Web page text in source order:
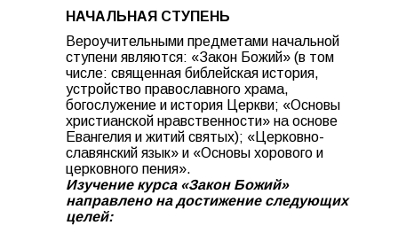
НАЧАЛЬНАЯ СТУПЕНЬ
Вероучительными предметами начальной
ступени являются: «Закон Божий» (в том
числе: священная библейская история,
устройство православного храма,
богослужение и история Церкви; «Основы
христианской нравственности» на основе
Евангелия и житий святых); «Церковно-
славянский язык» и «Основы хорового и
церковного пения».
Изучение курса «Закон Божий»
направлено на достижение следующих
целей: